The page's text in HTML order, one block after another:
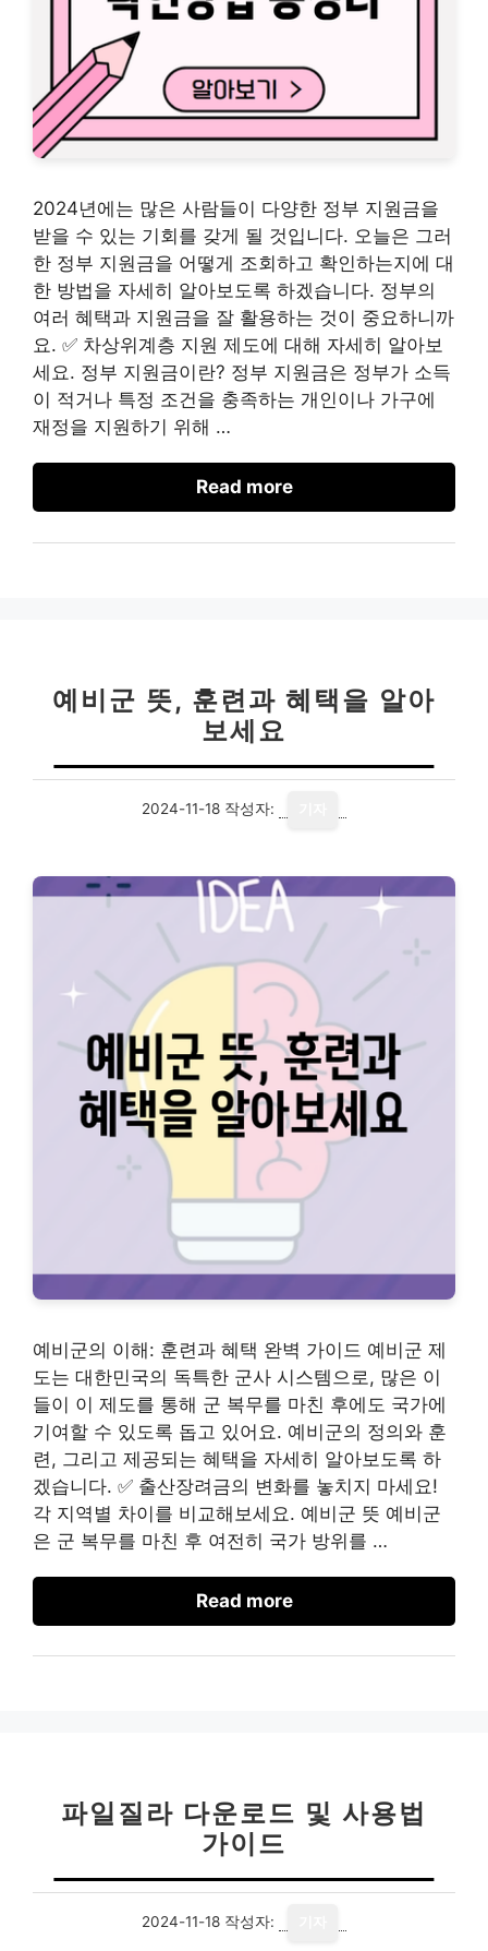
2024년에는 많은 사람들이 다양한 정부 지원금을
받을 수 있는 기회를 갖게 될 것입니다. 오늘은 그러
한 정부 지원금을 어떻게 조회하고 확인하는지에 대
한 방법을 자세히 알아보도록 하겠습니다. 정부의
여러 혜택과 지원금을 잘 활용하는 것이 중요하니까
요. ✅ 차상위계층 지원 제도에 대해 자세히 알아보
세요. 정부 지원금이란? 정부 지원금은 정부가 소득
이 적거나 특정 조건을 충족하는 개인이나 가구에
재정을 지원하기 위해 …
Read more
예비군 뜻, 훈련과 혜택을 알아
보세요
2024-11-18 작성자:
예비군의 이해: 훈련과 혜택 완벽 가이드 예비군 제
도는 대한민국의 독특한 군사 시스템으로, 많은 이
들이 이 제도를 통해 군 복무를 마친 후에도 국가에
기여할 수 있도록 돕고 있어요. 예비군의 정의와 훈
련, 그리고 제공되는 혜택을 자세히 알아보도록 하
겠습니다. ✅ 출산장려금의 변화를 놓치지 마세요!
각 지역별 차이를 비교해보세요. 예비군 뜻 예비군
은 군 복무를 마친 후 여전히 국가 방위를 …
Read more
파일질라 다운로드 및 사용법
가이드
2024-11-18 작성자: